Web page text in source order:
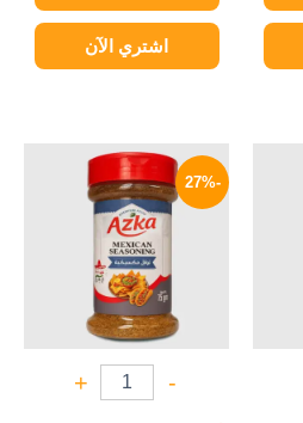
اشتري الآن
-27%
-
+
السعر
الأصلي
هو:
150 EGP.
السعر
هو:
109 EGP.